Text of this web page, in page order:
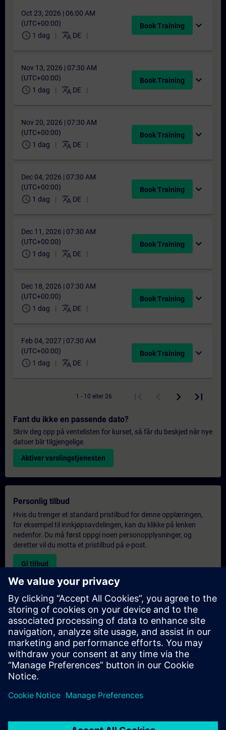
Oct 23, 2026 | 06:00 AM
(UTC+00:00)
schedule 1 dag translate DE
Book Training expand_more
Nov 13, 2026 | 07:30 AM
(UTC+00:00)
schedule 1 dag translate DE
Book Training expand_more
Nov 20, 2026 | 07:30 AM
(UTC+00:00)
schedule 1 dag translate DE
Book Training expand_more
Dec 04, 2026 | 07:30 AM
(UTC+00:00)
schedule 1 dag translate DE
Book Training expand_more
Dec 11, 2026 | 07:30 AM
(UTC+00:00)
schedule 1 dag translate DE
Book Training expand_more
Dec 18, 2026 | 07:30 AM
(UTC+00:00)
schedule 1 dag translate DE
Book Training expand_more
Feb 04, 2027 | 07:30 AM
(UTC+00:00)
schedule 1 dag translate DE
Book Training expand_more
1 - 10 eller 26
Fant du ikke en passende dato?
Skriv deg opp på ventelisten for kurset, så får du beskjed når nye
datoer blir tilgjengelige.
Aktiver varslingstjenesten
Personlig tilbud
Hvis du trenger et standard pristilbud for denne opplæringen,
for eksempel til innkjøpsavdelingen, kan du klikke på lenken
nedenfor. Du må først oppgi noen personopplysninger, og
deretter vil du motta et pristilbud på e-post.
Gi tilbud
Forespørsel om eksklusiv opplæring
Fyll ut skjemaet nedenfor hvis du ønsker et tilbud på et
eksklusivt kurs, enten på stedet, virtuelt eller på vårt SITRAIN-
kurssenter. Denne typen forespørsel passer for større grupper (6
personer eller flere). Etter at du har oppgitt kontaktinformasjon
og kursbehov, vil du motta et tilbud fra oss.
Be om eksklusivt tilbud